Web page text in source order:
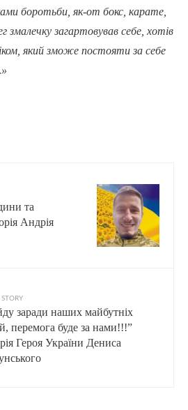
боротьби, як-от бокс, карате,
змалечку загартовував себе, хотів
який зможе постояти за себе
та
Андрія
STORY
заради наших майбутніх
перемога буде за нами!!!”
Героя України Дениса